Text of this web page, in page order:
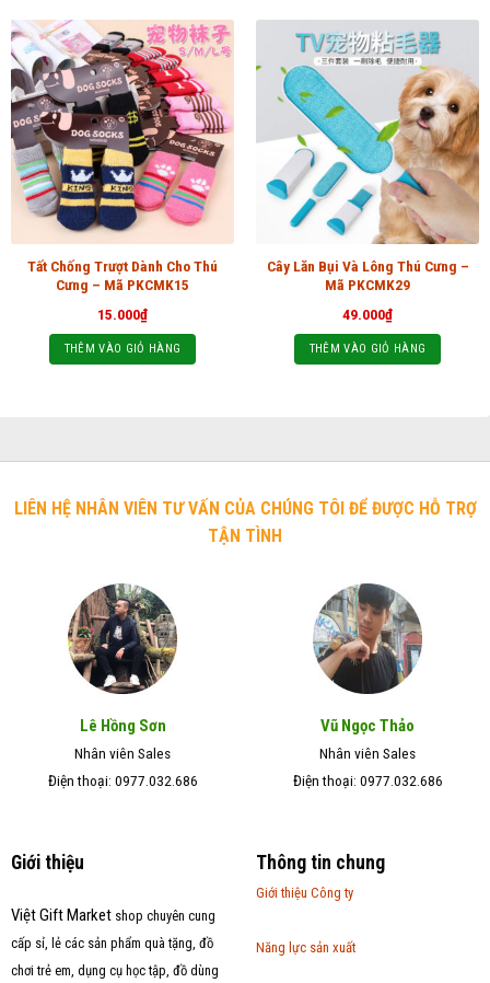
Tất Chống Trượt Dành Cho Thú
Cưng – Mã PKCMK15
15.000₫
THÊM VÀO GIỎ HÀNG
Cây Lăn Bụi Và Lông Thú Cưng –
Mã PKCMK29
49.000₫
THÊM VÀO GIỎ HÀNG
LIÊN HỆ NHÂN VIÊN TƯ VẤN CỦA CHÚNG TÔI ĐỂ ĐƯỢC HỖ TRỢ
TẬN TÌNH
Lê Hồng Sơn
Nhân viên Sales
Điện thoại: 0977.032.686
Vũ Ngọc Thảo
Nhân viên Sales
Điện thoại: 0977.032.686
Giới thiệu
Việt Gift Marketshop chuyên cung
cấp sỉ, lẻ các sản phẩm quà tặng, đồ
chơi trẻ em, dụng cụ học tập, đồ dùng
Thông tin chung
Giới thiệu Công ty
Năng lực sản xuất